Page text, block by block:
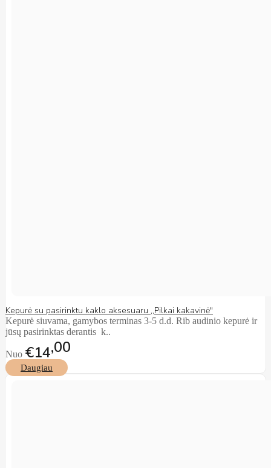
Kepurė su pasirinktu kaklo aksesuaru ,,Pilkai kakavinė"
Kepurė siuvama, gamybos terminas 3-5 d.d. Rib audinio kepurė ir
jūsų pasirinktas derantis k..
Nuo €14 00
Daugiau